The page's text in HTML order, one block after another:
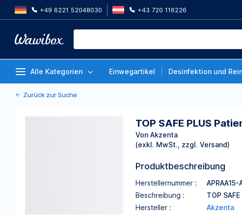
+49 6221 52048030 +43 720 116226
Alle Kategorien Einwegartikel Desinfektion und
TOP SAFE PLUS
Zurück zur Suche
TOP SAFE PLUS
Von Akzenta
(exkl. MwSt., zzgl. Versand)
Produktbeschreibung
Herstellernummer :
Beschreibung :
TOP
Hersteller :
Akzenta